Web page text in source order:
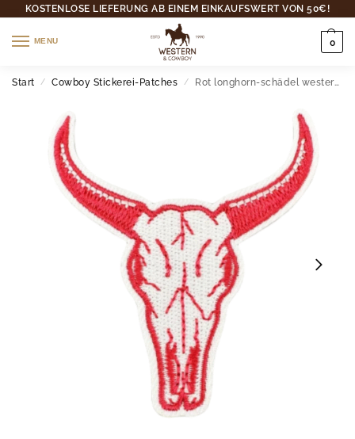
KOSTENLOSE LIEFERUNG AB EINEM EINKAUFSWERT VON 50€!
MENU 0
Start / Cowboy Stickerei-Patches / Rot longhorn-schädel western gestickter patch